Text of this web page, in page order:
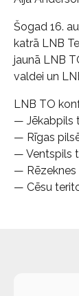
Šogad 16.
katrā LNB
jaunā LNB
valdei un
LNB TO
— Jēkabpils
— Rīgas
— Ventspils
— Rēzeknes
— Cēsu